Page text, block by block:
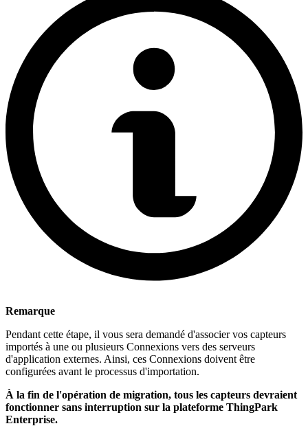
Remarque
Pendant cette étape, il vous sera demandé d'associer vos capteurs
importés à une ou plusieurs Connexions vers des serveurs
d'application externes. Ainsi, ces Connexions doivent être
configurées avant le processus d'importation.
À la fin de l'opération de migration, tous les capteurs devraient
fonctionner sans interruption sur la plateforme ThingPark
Enterprise.